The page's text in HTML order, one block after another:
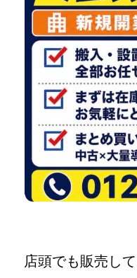
店頭でも販売し